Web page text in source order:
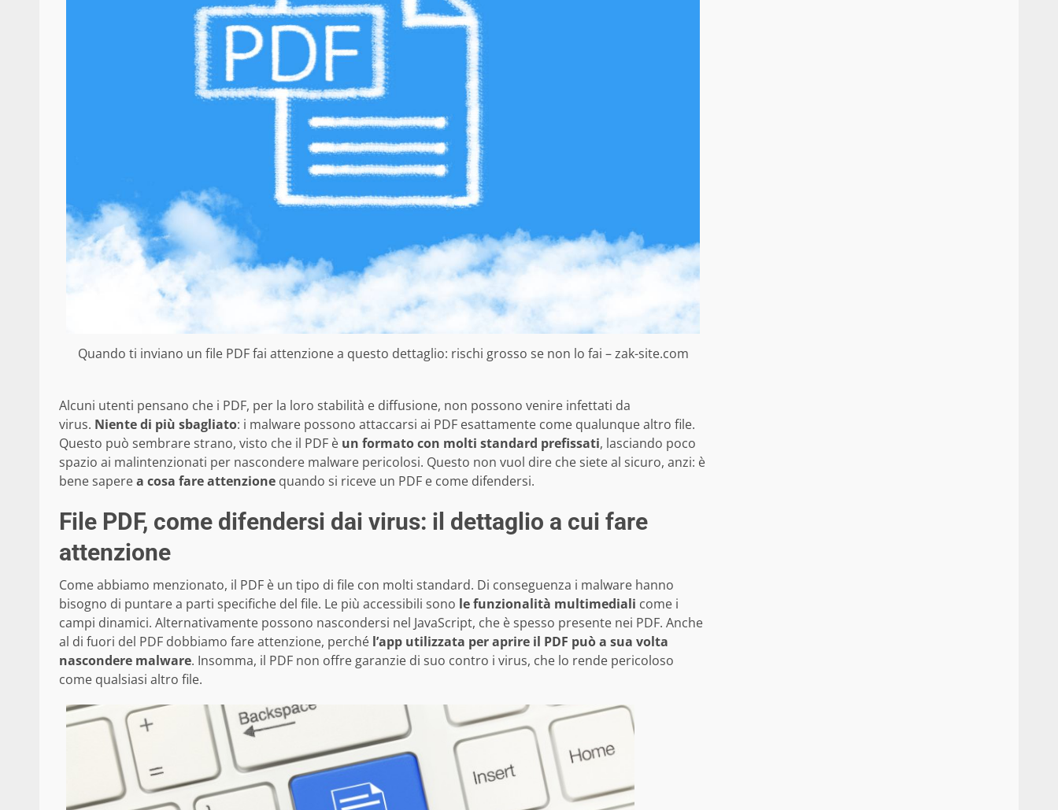
Quando ti inviano un file PDF fai attenzione a questo dettaglio: rischi grosso se non lo fai – zak-site.com
Alcuni utenti pensano che i PDF, per la loro stabilità e diffusione, non possono venire infettati da
virus. Niente di più sbagliato: i malware possono attaccarsi ai PDF esattamente come qualunque altro file.
Questo può sembrare strano, visto che il PDF è un formato con molti standard prefissati, lasciando poco
spazio ai malintenzionati per nascondere malware pericolosi. Questo non vuol dire che siete al sicuro, anzi: è
bene saperea cosa fare attenzione quando si riceve un PDF e come difendersi.
File PDF, come difendersi dai virus: il dettaglio a cui fare
attenzione
Come abbiamo menzionato, il PDF è un tipo di file con molti standard. Di conseguenza i malware hanno
bisogno di puntare a parti specifiche del file. Le più accessibili sono le funzionalità multimediali come i
campi dinamici. Alternativamente possono nascondersi nel JavaScript, che è spesso presente nei PDF. Anche
al di fuori del PDF dobbiamo fare attenzione, perché l’app utilizzata per aprire il PDF può a sua volta
nascondere malware. Insomma, il PDF non offre garanzie di suo contro i virus, che lo rende pericoloso
come qualsiasi altro file.